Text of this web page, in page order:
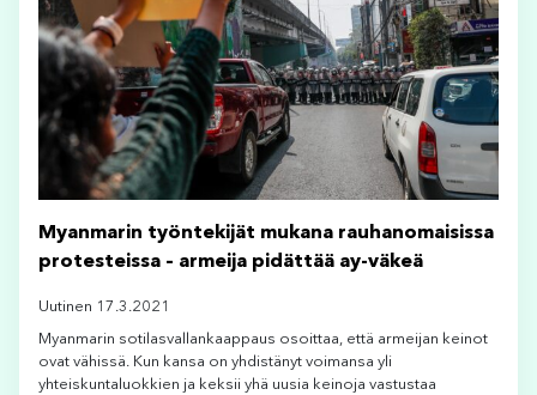
Myanmarin työntekijät mukana rauhanomaisissa
protesteissa – armeija pidättää ay-väkeä
Uutinen 17.3.2021
Myanmarin sotilasvallankaappaus osoittaa, että armeijan keinot
ovat vähissä. Kun kansa on yhdistänyt voimansa yli
yhteiskuntaluokkien ja keksii yhä uusia keinoja vastustaa